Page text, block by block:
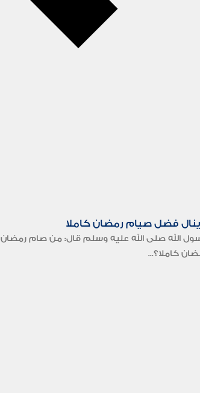
فضل صيام رمضان كاملا
الله صلى الله عليه وسلم قال: من صام رمضان
كاملا؟...